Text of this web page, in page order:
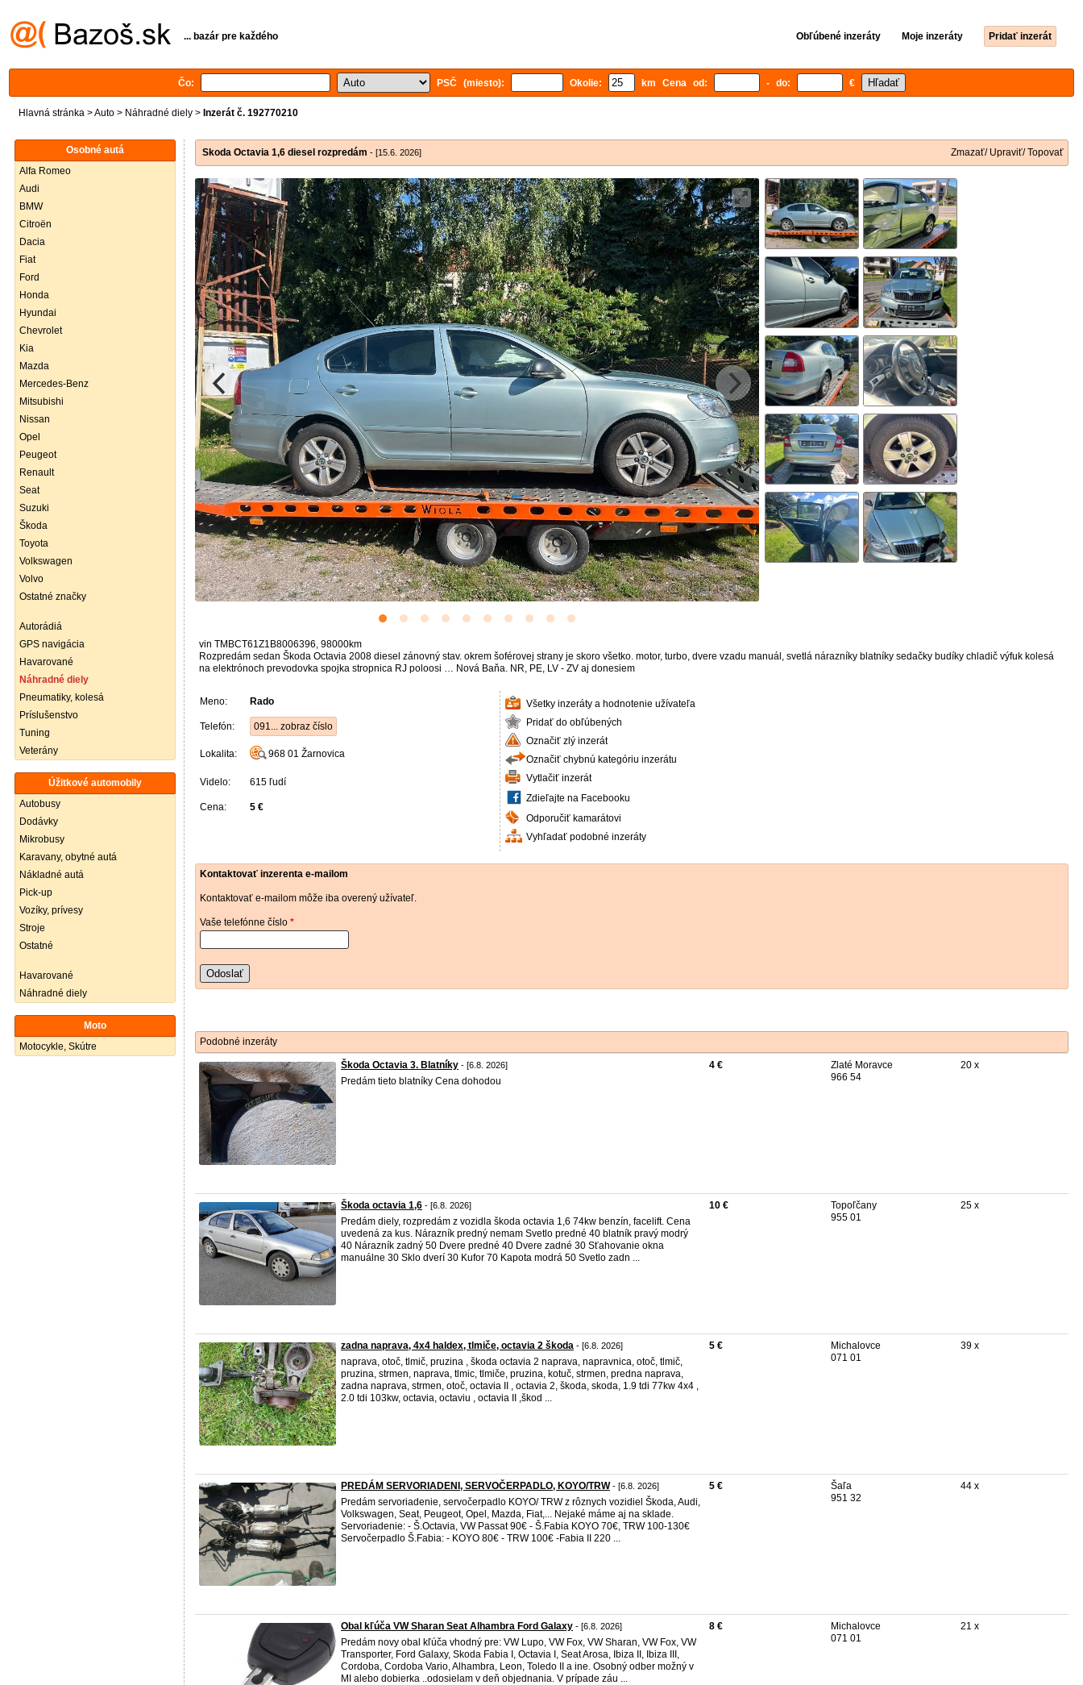
... bazár pre každého Obľúbené inzeráty Moje inzeráty Pridať inzerát
Čo: PSČ (miesto): Okolie: km Cena od: - do: €
Hlavná stránka >Auto > Náhradné diely > Inzerát č. 192770210
Osobné autá
Alfa Romeo
Audi
BMW
Citroën
Dacia
Fiat
Ford
Honda
Hyundai
Chevrolet
Kia
Mazda
Mercedes-Benz
Mitsubishi
Nissan
Opel
Peugeot
Renault
Seat
Suzuki
Škoda
Toyota
Volkswagen
Volvo
Ostatné značky
Autorádiá
GPS navigácia
Havarované
Náhradné diely
Pneumatiky, kolesá
Príslušenstvo
Tuning
Veterány
Úžitkové automobily
Autobusy
Dodávky
Mikrobusy
Karavany, obytné autá
Nákladné autá
Pick-up
Vozíky, prívesy
Stroje
Ostatné
Havarované
Náhradné diely
Moto
Motocykle, Skútre
Skoda Octavia 1,6 diesel rozpredám - [15.6. 2026] Zmazať/ Upraviť/ Topovať
vin TMBCT61Z1B8006396, 98000km
Rozpredám sedan Škoda Octavia 2008 diesel zánovný stav. okrem šoférovej strany je skoro všetko. motor, turbo, dvere vzadu manuál, svetlá nárazníky blatníky sedačky budíky chladič výfuk kolesá
na elektrónoch prevodovka spojka stropnica RJ poloosi … Nová Baňa. NR, PE, LV - ZV aj donesiem
Meno: Rado
Telefón: 091... zobraz číslo
Lokalita: 968 01 Žarnovica
Videlo: 615 ľudí
Cena: 5 €
Všetky inzeráty a hodnotenie užívateľa
Pridať do obľúbených
Označiť zlý inzerát
Označiť chybnú kategóriu inzerátu
Vytlačiť inzerát
Zdieľajte na Facebooku
Odporučiť kamarátovi
Vyhľadať podobné inzeráty
Kontaktovať inzerenta e-mailom
Kontaktovať e-mailom môže iba overený užívateľ.
Vaše telefónne číslo *
Odoslať
Podobné inzeráty
Škoda Octavia 3. Blatníky - [6.8. 2026]
Predám tieto blatníky Cena dohodou
4 €
Zlaté Moravce
966 54
20 x
Škoda octavia 1,6 - [6.8. 2026]
Predám diely, rozpredám z vozidla škoda octavia 1,6 74kw benzín, facelift. Cena
uvedená za kus. Nárazník predný nemam Svetlo predné 40 blatník pravý modrý
40 Nárazník zadný 50 Dvere predné 40 Dvere zadné 30 Sťahovanie okna
manuálne 30 Sklo dverí 30 Kufor 70 Kapota modrá 50 Svetlo zadn ...
10 €
Topoľčany
955 01
25 x
zadna naprava, 4x4 haldex, tlmiče, octavia 2 škoda - [6.8. 2026]
naprava, otoč, tlmič, pruzina , škoda octavia 2 naprava, napravnica, otoč, tlmič,
pruzina, strmen, naprava, tlmic, tlmiče, pruzina, kotuč, strmen, predna naprava,
zadna naprava, strmen, otoč, octavia II , octavia 2, škoda, skoda, 1.9 tdi 77kw 4x4 ,
2.0 tdi 103kw, octavia, octaviu , octavia II ,škod ...
5 €
Michalovce
071 01
39 x
PREDÁM SERVORIADENI, SERVOČERPADLO, KOYO/TRW- [6.8. 2026]
Predám servoriadenie, servočerpadlo KOYO/ TRW z rôznych vozidiel Škoda, Audi,
Volkswagen, Seat, Peugeot, Opel, Mazda, Fiat,... Nejaké máme aj na sklade.
Servoriadenie: - Š.Octavia, VW Passat 90€ - Š.Fabia KOYO 70€, TRW 100-130€
Servočerpadlo Š.Fabia: - KOYO 80€ - TRW 100€ -Fabia II 220 ...
5 €
Šaľa
951 32
44 x
Obal kľúča VW Sharan Seat Alhambra Ford Galaxy - [6.8. 2026]
Predám novy obal kľúča vhodný pre: VW Lupo, VW Fox, VW Sharan, VW Fox, VW
Transporter, Ford Galaxy, Skoda Fabia I, Octavia I, Seat Arosa, Ibiza II, Ibiza III,
Cordoba, Cordoba Vario, Alhambra, Leon, Toledo II a ine. Osobný odber možný v
MI alebo dobierka ..odosielam v deň objednania. V prípade záu ...
8 €
Michalovce
071 01
21 x